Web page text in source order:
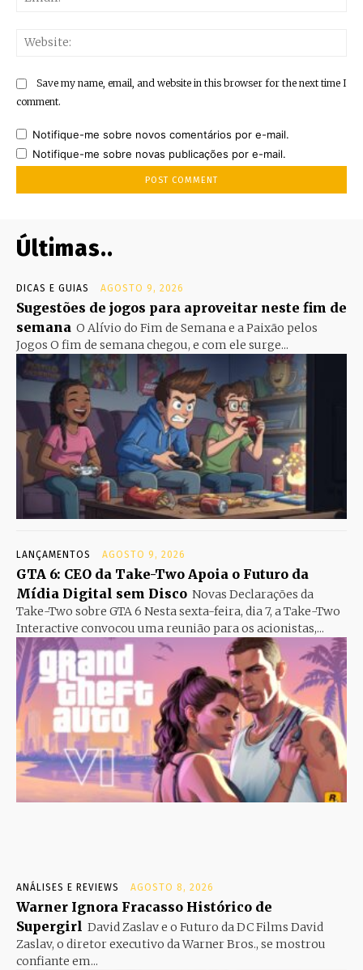
Save my name, email, and website in this browser for the next time I
comment.
Notifique-me sobre novos comentários por e-mail.
Notifique-me sobre novas publicações por e-mail.
Últimas..
DICAS E GUIAS AGOSTO 9, 2026
Sugestões de jogos para aproveitar neste fim de
semana O Alívio do Fim de Semana e a Paixão pelos
Jogos O fim de semana chegou, e com ele surge...
LANÇAMENTOS AGOSTO 9, 2026
GTA 6: CEO da Take-Two Apoia o Futuro da
Mídia Digital sem Disco Novas Declarações da
Take-Two sobre GTA 6 Nesta sexta-feira, dia 7, a Take-Two
Interactive convocou uma reunião para os acionistas,...
ANÁLISES E REVIEWS AGOSTO 8, 2026
Warner Ignora Fracasso Histórico de
Supergirl David Zaslav e o Futuro da DC Films David
Zaslav, o diretor executivo da Warner Bros., se mostrou
confiante em...